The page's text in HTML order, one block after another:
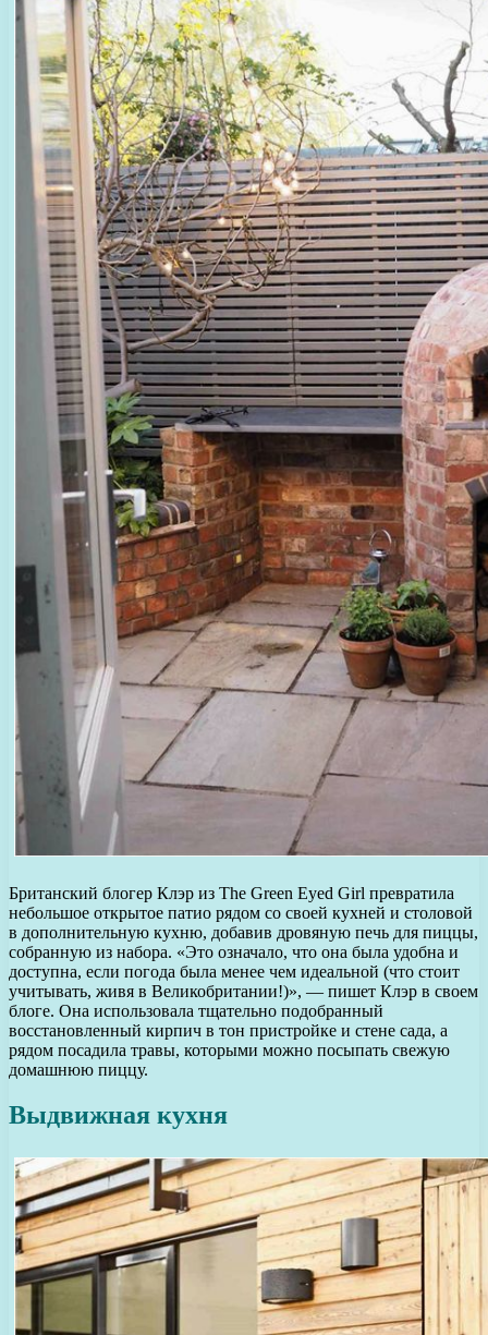
Британский блогер Клэр из The Green Eyed Girl превратила
небольшое открытое патио рядом со своей кухней и столовой
в дополнительную кухню, добавив дровяную печь для пиццы,
собранную из набора. «Это означало, что она была удобна и
доступна, если погода была менее чем идеальной (что стоит
учитывать, живя в Великобритании!)», — пишет Клэр в своем
блоге. Она использовала тщательно подобранный
восстановленный кирпич в тон пристройке и стене сада, а
рядом посадила травы, которыми можно посыпать свежую
домашнюю пиццу.
Выдвижная кухня